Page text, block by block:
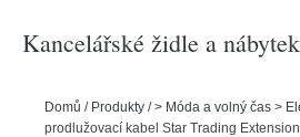
Kancelářské židle a
Domů / Produkty /> Móda a volný čas >
prodlužovací kabel Star Trading